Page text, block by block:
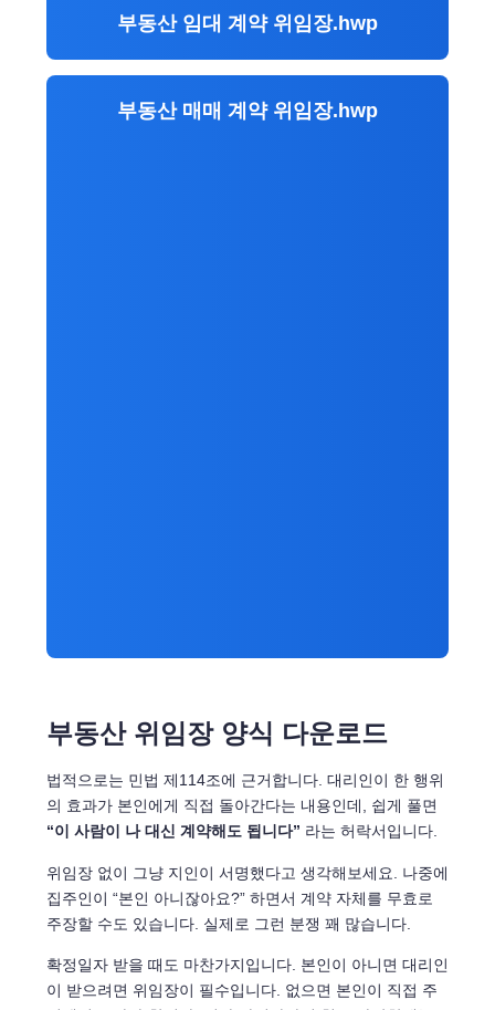
부동산 임대 계약 위임장.hwp
부동산 매매 계약 위임장.hwp
부동산 위임장 양식 다운로드
법적으로는 민법 제114조에 근거합니다. 대리인이 한 행위
의 효과가 본인에게 직접 돌아간다는 내용인데, 쉽게 풀면
“이 사람이 나 대신 계약해도 됩니다” 라는 허락서입니다.
위임장 없이 그냥 지인이 서명했다고 생각해보세요. 나중에
집주인이 “본인 아니잖아요?” 하면서 계약 자체를 무효로
주장할 수도 있습니다. 실제로 그런 분쟁 꽤 많습니다.
확정일자 받을 때도 마찬가지입니다. 본인이 아니면 대리인
이 받으려면 위임장이 필수입니다. 없으면 본인이 직접 주